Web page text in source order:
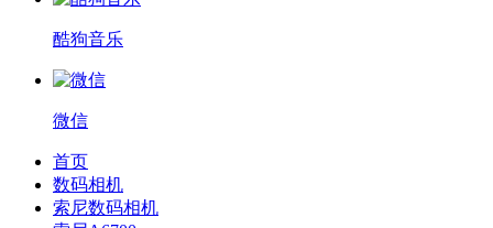
酷狗音乐
微信
首页
数码相机
索尼数码相机